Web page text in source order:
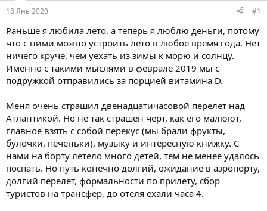
е
м
ы
а
л
18 Янв 2020 #1
Раньше я любила лето, а теперь я люблю деньги, потому
что с ними можно устроить лето в любое время года. Нет
ничего круче, чем уехать из зимы к морю и солнцу.
Именно с такими мыслями в феврале 2019 мы с
подружкой отправились за порцией витамина D.
Меня очень страшил двенадцатичасовой перелет над
Атлантикой. Но не так страшен черт, как его малюют,
главное взять с собой перекус (мы брали фрукты,
булочки, печеньки), музыку и интересную книжку. С
нами на борту летело много детей, тем не менее удалось
поспать. Но путь конечно долгий, ожидание в аэропорту,
долгий перелет, формальности по прилету, сбор
туристов на трансфер, до отеля ехали часа 4.